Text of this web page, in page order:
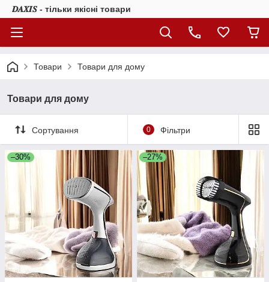
𝑫𝑨𝑿𝑰𝑺 - тільки якісні товари
Товари Товари для дому
Товари для дому
Сортування 0 Фільтри
–30% –27%